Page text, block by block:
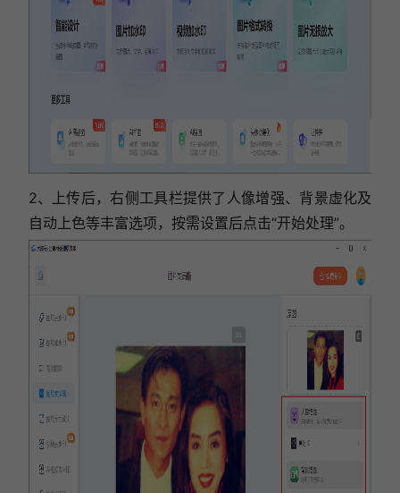
2、上传后，右侧工具栏提供了人像增强、背景虚化及
自动上色等丰富选项，按需设置后点击“开始处理”。